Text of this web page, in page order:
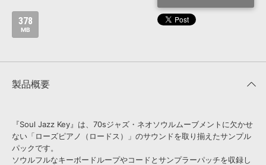
SLS
378
MB
製品概要
『Soul Jazz Key』は、70sジャズ・ネオソウルムーブメントに欠かせ
ない「ローズピアノ（ロードス）」のサウンドを取り揃えたサンプル
パックです。
ソウルフルなキーボードループやコードとサンプラーパッチを収録し